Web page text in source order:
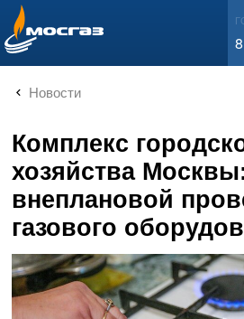
info@mos-gaz.ru
Новости
Комплекс
хозяйства
внеплановой
газового